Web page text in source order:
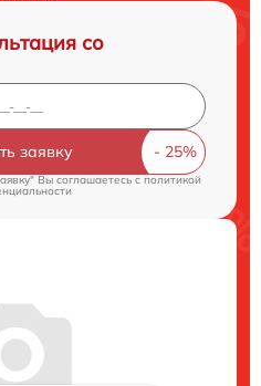
со
заявку
Вы соглашаетесь cполитикой